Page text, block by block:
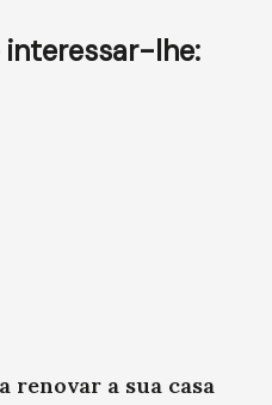
interessar-lhe:
renovar a sua casa